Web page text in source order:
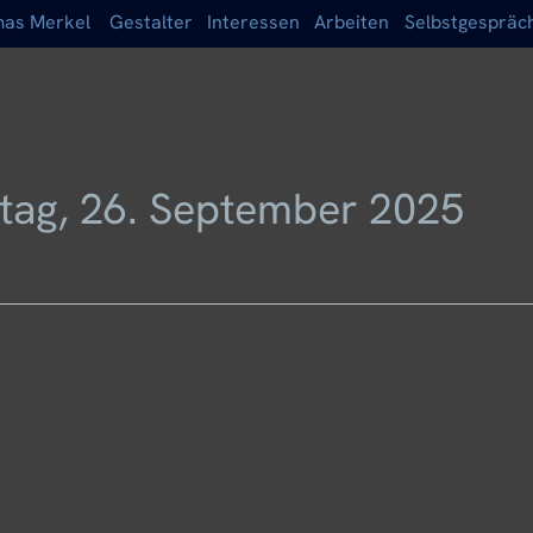
Merkel Gestalter Interessen Arbeiten
26. September 2025